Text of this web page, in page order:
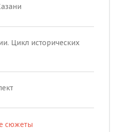
Цикл исторических
сюжеты